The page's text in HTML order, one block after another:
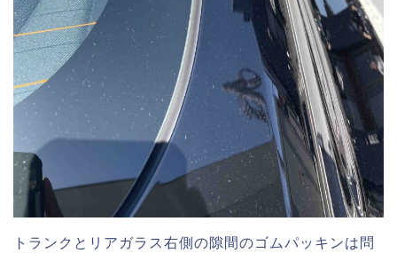
トランクとリアガラス右側の隙間のゴムパッキンは問